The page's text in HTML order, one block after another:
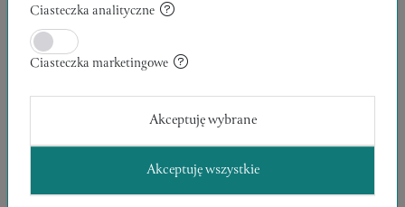
WIECZOROWY CZARNY SZAL MGIEŁKA ZE
ZŁOTĄ NITKĄ
Ciasteczka analityczne
Ciasteczka marketingowe
Akceptuję wybrane
Akceptuję wszystkie